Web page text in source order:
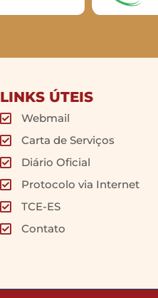
LINKS ÚTEIS
Webmail
Carta de Serviços
Diário Oficial
Protocolo via Internet
TCE-ES
Contato